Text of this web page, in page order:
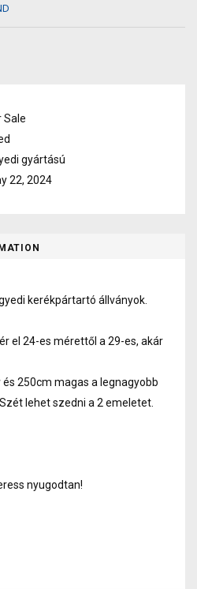
Sale
gyártású
22, 2024
kerékpártartó állványok.
el 24-es mérettől a 29-es, akár
250cm magas a legnagyobb
lehet szedni a 2 emeletet.
nyugodtan!